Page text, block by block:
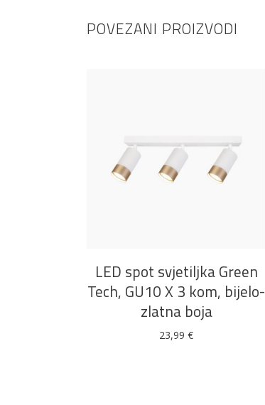
POVEZANI PROIZVODI
LED spot svjetiljka Green
Tech, GU10 X 3 kom, bijelo-
zlatna boja
23,99€